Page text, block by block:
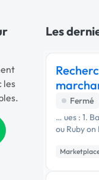
les
Les
Fermé
… ues : 1.
ou Ruby